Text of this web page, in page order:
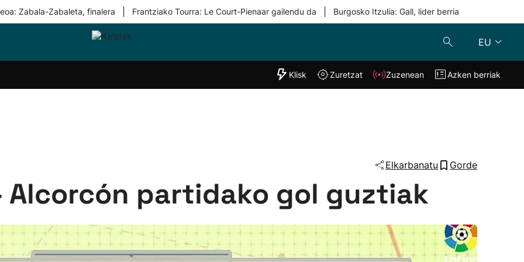
Zabala-Zabaleta, finalera Frantziako Tourra: Le Court-Pienaar gailendu da Burgosko Itzulia: Gall, lider berria
EU
Taldeak
"Helmuga"
Klisk Zuzenean
Klisk Zuretzat Zuzenean Azken berriak
Elkarbanatu Gorde
- Alcorcón partidako gol guztiak